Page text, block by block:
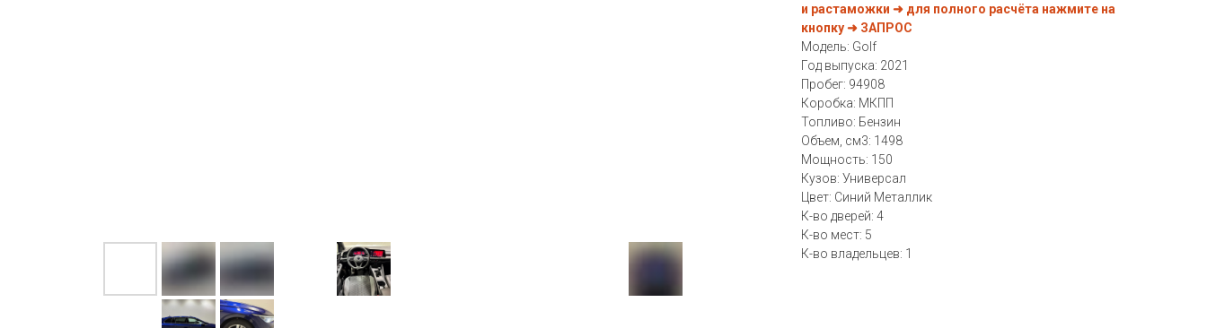
и растаможки ➜ для полного расчёта нажмите на
кнопку ➜ ЗАПРОС
Модель: Golf
Год выпуска: 2021
Пробег: 94908
Коробка: МКПП
Топливо: Бензин
Объем, см3: 1498
Мощность: 150
Кузов: Универсал
Цвет: Синий Металлик
К-во дверей: 4
К-во мест: 5
К-во владельцев: 1